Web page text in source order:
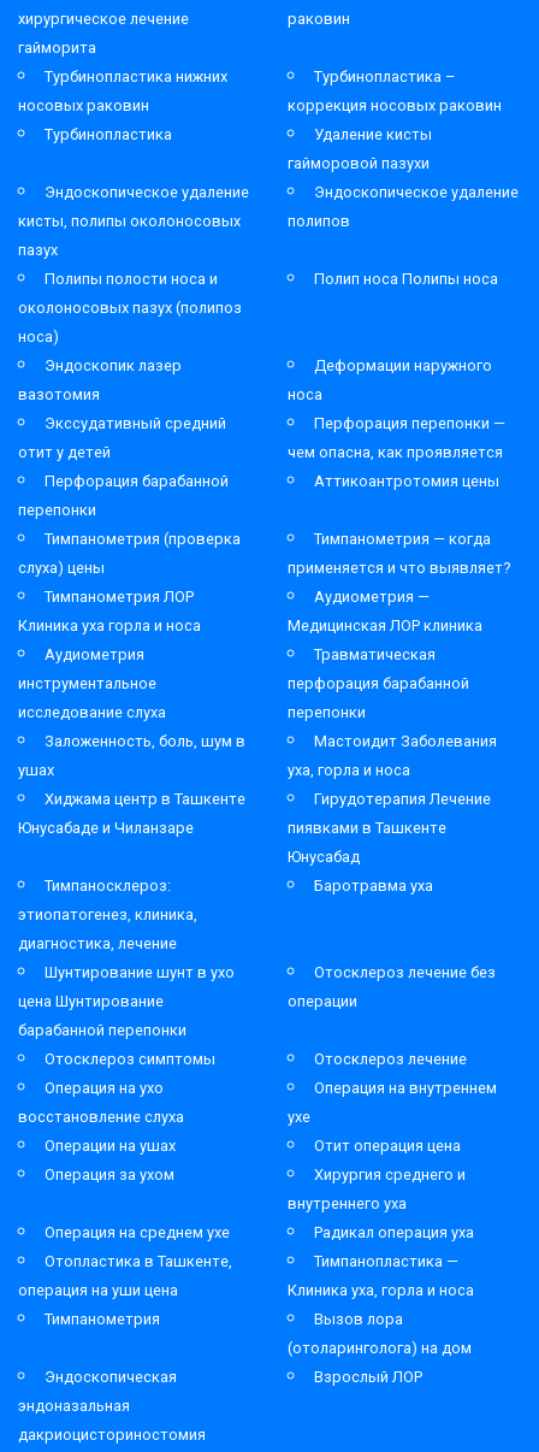
хирургическое лечение
гайморита
раковин
Турбинопластика нижних
носовых раковин
Турбинопластика –
коррекция носовых раковин
Турбинопластика
Удаление кисты
гайморовой пазухи
Эндоскопическое удаление
кисты, полипы околоносовых
пазух
Эндоскопическое удаление
полипов
Полипы полости носа и
околоносовых пазух (полипоз
носа)
Полип носа Полипы носа
Эндоскопик лазер
вазотомия
Деформации наружного
носа
Экссудативный средний
отит у детей
Перфорация перепонки —
чем опасна, как проявляется
Перфорация барабанной
перепонки
Аттикоантротомия цены
Тимпанометрия (проверка
слуха) цены
Тимпанометрия — когда
применяется и что выявляет?
Тимпанометрия ЛОР
Клиника уха горла и носа
Аудиометрия —
Медицинская ЛОР клиника
Аудиометрия
инструментальное
исследование слуха
Травматическая
перфорация барабанной
перепонки
Заложенность, боль, шум в
ушах
Мастоидит Заболевания
уха, горла и носа
Хиджама центр в Ташкенте
Юнусабаде и Чиланзаре
Гирудотерапия Лечение
пиявками в Ташкенте
Юнусабад
Тимпаносклероз:
этиопатогенез, клиника,
диагностика, лечение
Баротравма уха
Шунтирование шунт в ухо
цена Шунтирование
барабанной перепонки
Отосклероз лечение без
операции
Отосклероз симптомы
Отосклероз лечение
Операция на ухо
восстановление слуха
Операция на внутреннем
ухе
Операции на ушах
Отит операция цена
Операция за ухом
Хирургия среднего и
внутреннего уха
Операция на среднем ухе
Радикал операция уха
Отопластика в Ташкенте,
операция на уши цена
Тимпанопластика —
Клиника уха, горла и носа
Тимпанометрия
Вызов лора
(отоларинголога) на дом
Эндоскопическая
эндоназальная
дакриоцисториностомия
Взрослый ЛОР